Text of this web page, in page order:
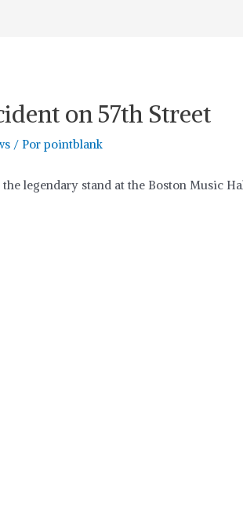
on 57th Street
/ Porpointblank
the legendary stand at the Boston Music